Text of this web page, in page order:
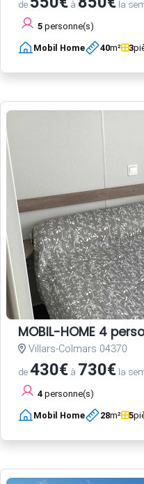
de à la
5 personne(s)
Mobil Home 40m² 3
MOBIL-HOME 4
Villars-Colmars 04370
de430€ à 730€ la
4 personne(s)
Mobil Home 28m² 5